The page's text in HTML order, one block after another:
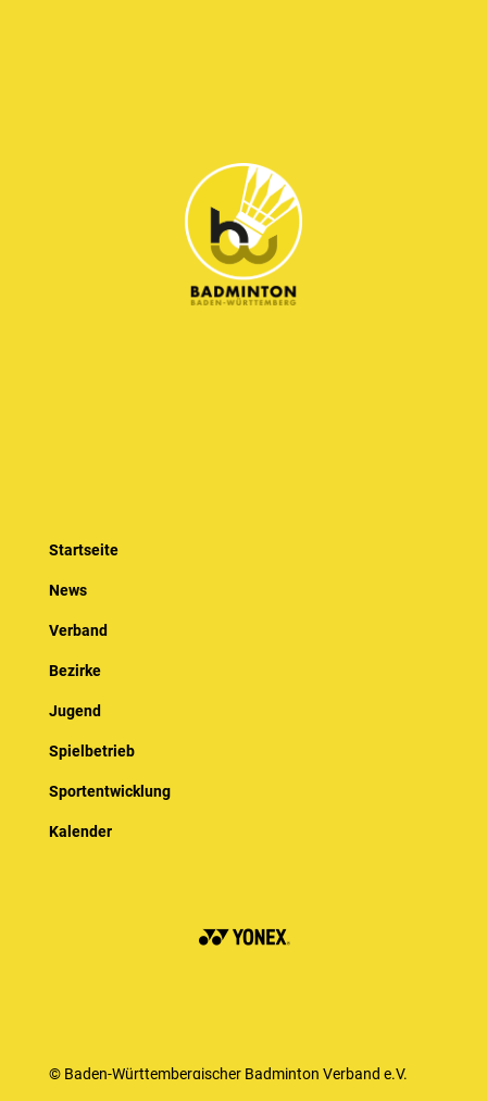
Startseite
News
Verband
Bezirke
Jugend
Spielbetrieb
Sportentwicklung
Kalender
© Baden-Württembergischer Badminton Verband e.V.